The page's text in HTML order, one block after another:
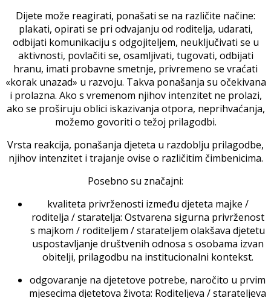
Dijete može reagirati, ponašati se na različite načine:
plakati, opirati se pri odvajanju od roditelja, udarati,
odbijati komunikaciju s odgojiteljem, neuključivati se u
aktivnosti, povlačiti se, osamljivati, tugovati, odbijati
hranu, imati probavne smetnje, privremeno se vraćati
«korak unazad» u razvoju. Takva ponašanja su očekivana
i prolazna. Ako s vremenom njihov intenzitet ne prolazi,
ako se proširuju oblici iskazivanja otpora, neprihvaćanja,
možemo govoriti o težoj prilagodbi.
Vrsta reakcija, ponašanja djeteta u razdoblju prilagodbe,
njihov intenzitet i trajanje ovise o različitim čimbenicima.
Posebno su značajni:
kvaliteta privrženosti između djeteta majke /
roditelja / staratelja: Ostvarena sigurna privrženost
s majkom / roditeljem / starateljem olakšava djetetu
uspostavljanje društvenih odnosa s osobama izvan
obitelji, prilagodbu na institucionalni kontekst.
odgovaranje na djetetove potrebe, naročito u prvim
mjesecima djetetova života: Roditeljeva / starateljeva